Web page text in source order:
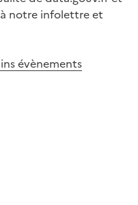
notre infolettre et
évènements